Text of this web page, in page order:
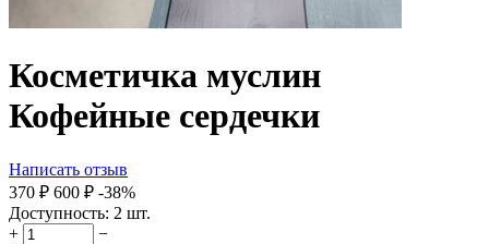
Косметичка муслин
Кофейные сердечки
Написать отзыв
‍370‍ ₽ ‍600‍ ₽ -38%
Доступность: 2 шт.
+
−